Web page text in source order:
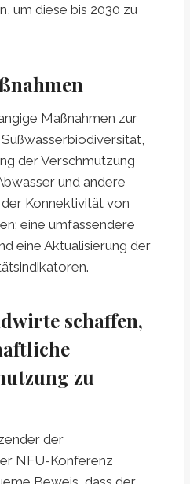
um diese bis 2030 zu
Maßnahmen zur
der Verschmutzung
und andere
Konnektivität von
eine umfassendere
eine Aktualisierung der
schaffen,
zu
der
NFU-Konferenz